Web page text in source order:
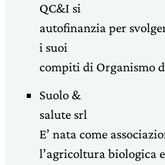
QC&I si
autofinanzia per
i suoi
compiti di Organismo
Suolo &
salute srl
E’ nata come
l’agricoltura biologica e